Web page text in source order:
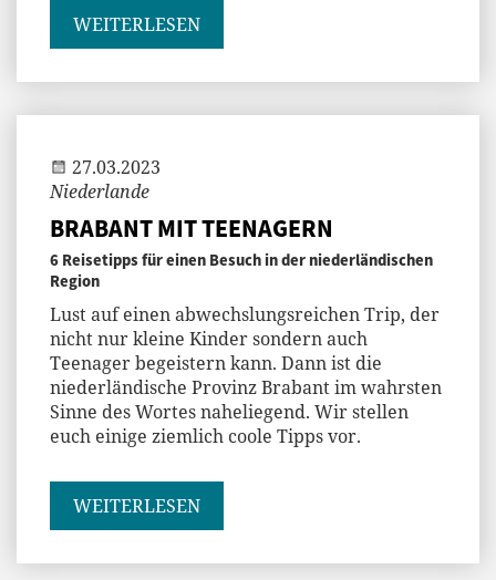
WEITERLESEN
27.03.2023
Niederlande
BRABANT MIT TEENAGERN
6 Reisetipps für einen Besuch in der niederländischen
Region
Lust auf einen abwechslungsreichen Trip, der
nicht nur kleine Kinder sondern auch
Teenager begeistern kann. Dann ist die
niederländische Provinz Brabant im wahrsten
Sinne des Wortes naheliegend. Wir stellen
euch einige ziemlich coole Tipps vor.
WEITERLESEN